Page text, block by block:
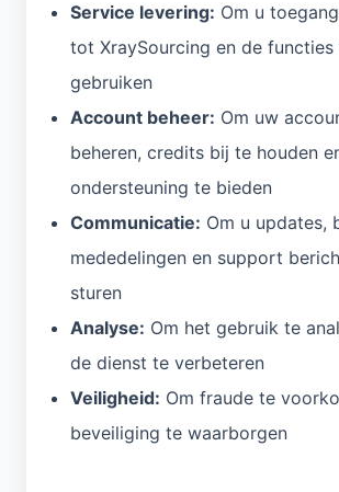
Service levering: Om u
tot XraySourcing en de functies
gebruiken
Account beheer: Om uw
beheren, credits bij te houden
ondersteuning te bieden
Communicatie: Om u updates,
mededelingen en support
sturen
Analyse: Om het gebruik te
de dienst te verbeteren
Veiligheid: Om fraude te
beveiliging te waarborgen